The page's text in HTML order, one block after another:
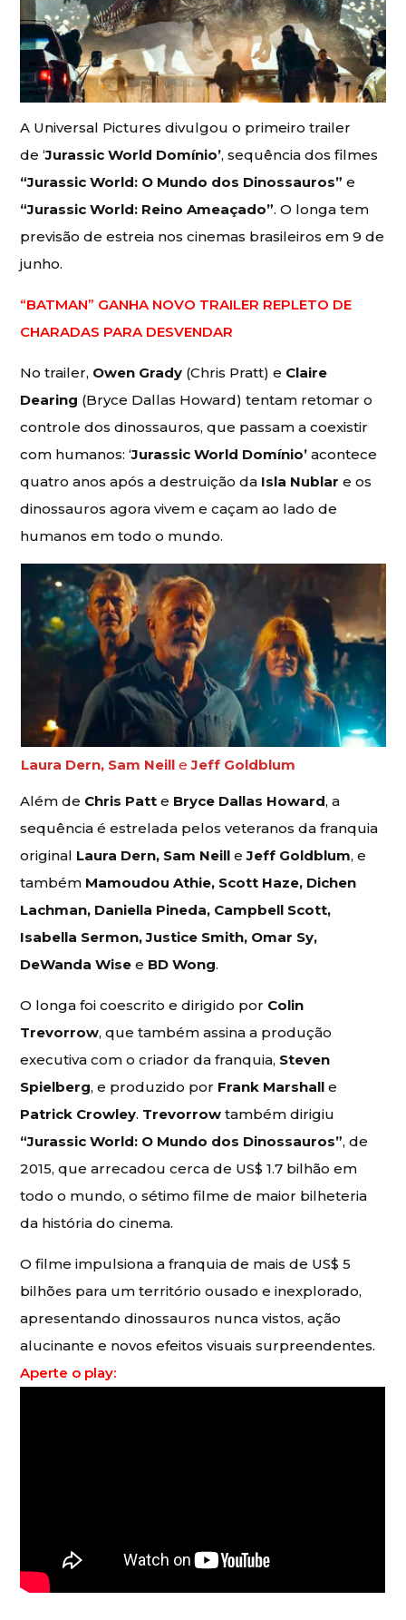
A Universal Pictures divulgou o primeiro trailer
de ‘Jurassic World Domínio’, sequência dos filmes
“Jurassic World: O Mundo dos Dinossauros” e
“Jurassic World: Reino Ameaçado”. O longa tem
previsão de estreia nos cinemas brasileiros em 9 de
junho.
“BATMAN” GANHA NOVO TRAILER REPLETO DE
CHARADAS PARA DESVENDAR
No trailer, Owen Grady (Chris Pratt) e Claire
Dearing (Bryce Dallas Howard) tentam retomar o
controle dos dinossauros, que passam a coexistir
com humanos: ‘Jurassic World Domínio’ acontece
quatro anos após a destruição da Isla Nublar e os
dinossauros agora vivem e caçam ao lado de
humanos em todo o mundo.
Laura Dern, Sam NeilleJeff Goldblum
Além de Chris Patt e Bryce Dallas Howard, a
sequência é estrelada pelos veteranos da franquia
original Laura Dern, Sam Neill eJeff Goldblum, e
também Mamoudou Athie, Scott Haze, Dichen
Lachman, Daniella Pineda, Campbell Scott,
Isabella Sermon, Justice Smith, Omar Sy,
DeWanda Wisee BD Wong.
O longa foi coescrito e dirigido por Colin
Trevorrow, que também assina a produção
executiva com o criador da franquia, Steven
Spielberg, e produzido por Frank Marshall e
Patrick Crowley. Trevorrow também dirigiu
“Jurassic World: O Mundo dos Dinossauros”, de
2015, que arrecadou cerca de US$ 1.7 bilhão em
todo o mundo, o sétimo filme de maior bilheteria
da história do cinema.
O filme impulsiona a franquia de mais de US$ 5
bilhões para um território ousado e inexplorado,
apresentando dinossauros nunca vistos, ação
alucinante e novos efeitos visuais surpreendentes.
Aperte o play: